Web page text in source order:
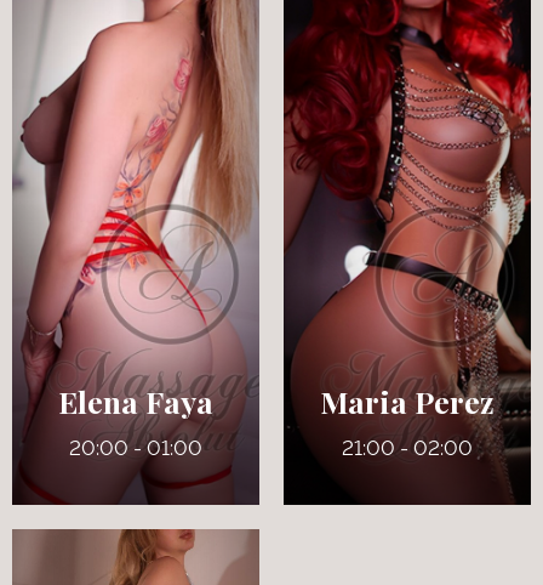
27 ans
5' 7"
Anglais
7
135 lbs
Verts
32 ans
5' 8"
Anglais
8
145 lbs
Bruns
Elena Faya
20:00 - 01:00
Maria Perez
21:00 - 02:00